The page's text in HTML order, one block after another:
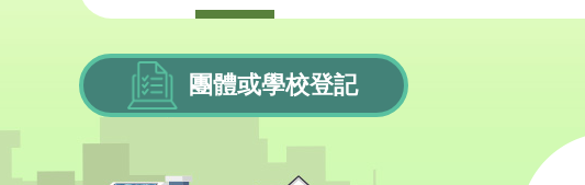
團體或學校登記